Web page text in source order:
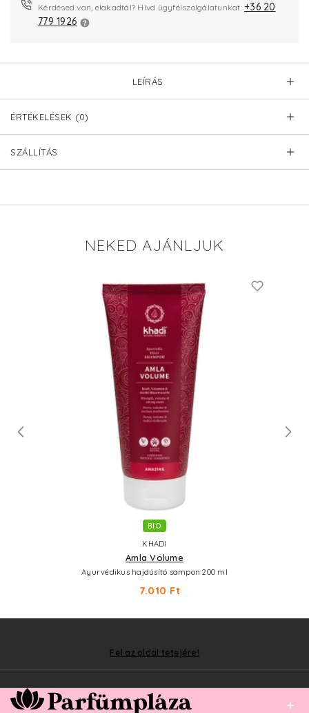
Kérdésed van, elakadtál? Hívd ügyfélszolgálatunkat: +36 20
779 1926
LEÍRÁS
ÉRTÉKELÉSEK (0)
SZÁLLÍTÁS
NEKED AJÁNLJUK
BIO
KHADI
Amla Volume
Ayurvédikus hajdúsító sampon 200 ml
7.010 Ft
Fel az oldal tetejére!